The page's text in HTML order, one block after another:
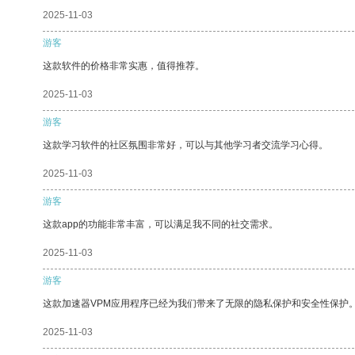
2025-11-03
游客
这款软件的价格非常实惠，值得推荐。
2025-11-03
游客
这款学习软件的社区氛围非常好，可以与其他学习者交流学习心得。
2025-11-03
游客
这款app的功能非常丰富，可以满足我不同的社交需求。
2025-11-03
游客
这款加速器VPM应用程序已经为我们带来了无限的隐私保护和安全性保护
2025-11-03